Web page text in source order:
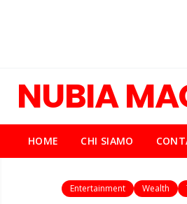
NUBIA
HOME CHI SIAMO
Entertainment Wealth